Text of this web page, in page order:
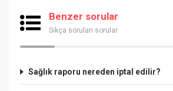
Benzer sorular
Sıkça sorulan sorular
Sağlık raporu nereden iptal edilir?